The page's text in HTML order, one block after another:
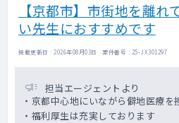
【京都市】市街地を離れ
い先生におすすめです
掲載更新日 : 2026年08月03日 案件番号 : 25-JX301297
担当エージェントより
・京都中心地にいながら僻地医療を
・福利厚生は充実しております